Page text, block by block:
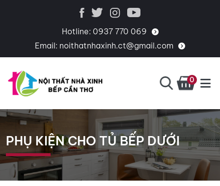
Hotline: 0937 770 069
Email: noithatnhaxinh.ct@gmail.com
BẾP
CẦN
THƠ
CHUYÊN
THIẾT
KẾ,
THI
CÔNG,
CUNG
0
PHỤ KIỆN CHO TỦ BẾP DƯỚI